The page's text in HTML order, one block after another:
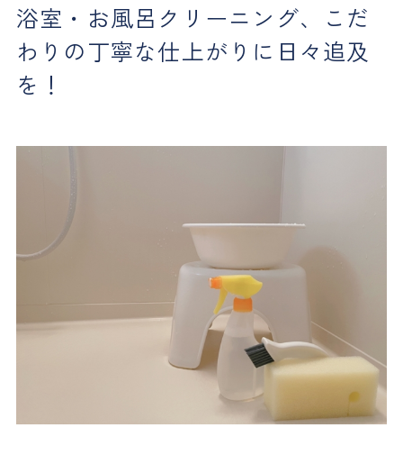
浴室・お風呂クリーニング、こだ
わりの丁寧な仕上がりに日々追及
を！